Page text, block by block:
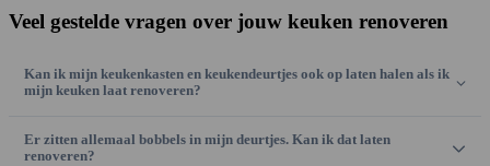
Veel gestelde vragen over jouw keuken renoveren
Kan ik mijn keukenkasten en keukendeurtjes ook op laten halen als ik
mijn keuken laat renoveren?
Er zitten allemaal bobbels in mijn deurtjes. Kan ik dat laten
renoveren?